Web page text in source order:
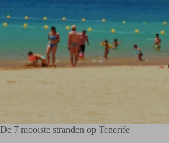
De 7 mooiste stranden op Tenerife